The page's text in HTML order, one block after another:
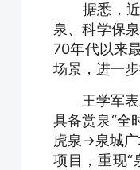
据悉，近
泉、科学保
70年代以来
场景，进一
王学军表示
具备赏泉“
虎泉→泉城广
项目，重现“